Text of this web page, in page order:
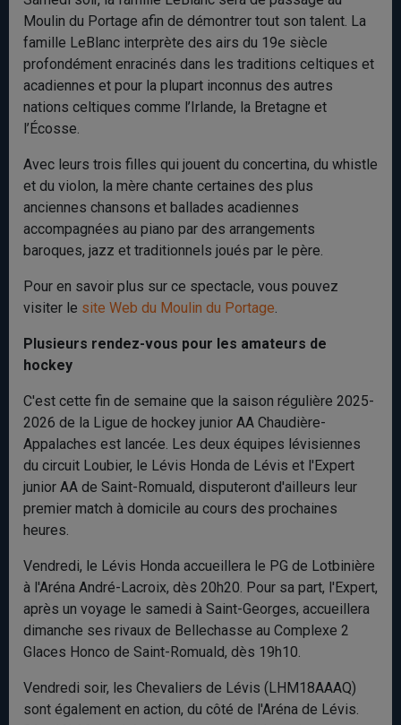
Moulin du Portage afin de démontrer tout son talent. La
famille LeBlanc interprète des airs du 19e siècle
profondément enracinés dans les traditions celtiques et
acadiennes et pour la plupart inconnus des autres
nations celtiques comme l’Irlande, la Bretagne et
l’Écosse.
Avec leurs trois filles qui jouent du concertina, du whistle
et du violon, la mère chante certaines des plus
anciennes chansons et ballades acadiennes
accompagnées au piano par des arrangements
baroques, jazz et traditionnels joués par le père.
Pour en savoir plus sur ce spectacle, vous pouvez
visiter le site Web du Moulin du Portage.
Plusieurs rendez-vous pour les amateurs de
hockey
C'est cette fin de semaine que la saison régulière 2025-
2026 de la Ligue de hockey junior AA Chaudière-
Appalaches est lancée. Les deux équipes lévisiennes
du circuit Loubier, le Lévis Honda de Lévis et l'Expert
junior AA de Saint-Romuald, disputeront d'ailleurs leur
premier match à domicile au cours des prochaines
heures.
Vendredi, le Lévis Honda accueillera le PG de Lotbinière
à l'Aréna André-Lacroix, dès 20h20. Pour sa part, l'Expert,
après un voyage le samedi à Saint-Georges, accueillera
dimanche ses rivaux de Bellechasse au Complexe 2
Glaces Honco de Saint-Romuald, dès 19h10.
Vendredi soir, les Chevaliers de Lévis (LHM18AAAQ)
sont également en action, du côté de l'Aréna de Lévis.